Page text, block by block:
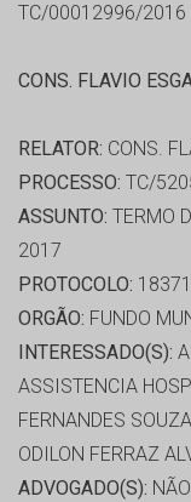
TC/00012996/2016
CONS. FLAVIO
RELATOR: CONS.
PROCESSO: TC/
ASSUNTO: TERMO
2017
PROTOCOLO:
ORGÃO: FUNDO
INTERESSADO(S):
ASSISTENCIA
FERNANDES
ODILON FERRAZ
ADVOGADO(S):